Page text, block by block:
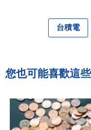
台積電
您也可能喜歡這